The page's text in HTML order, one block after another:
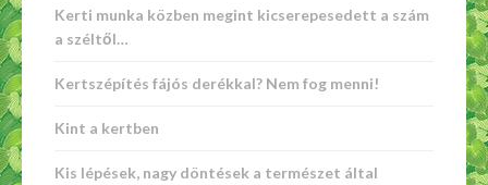
Kerti munka közben megint kicserepesedett a szám
a széltől…
Kertszépítés fájós derékkal? Nem fog menni!
Kint a kertben
Kis lépések, nagy döntések a természet által